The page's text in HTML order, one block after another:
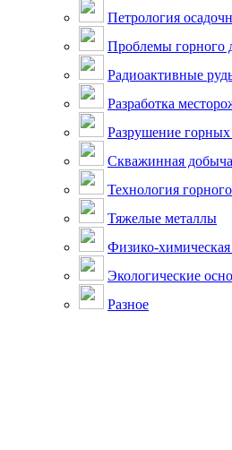
Петрология
Проблемы горного
Радиоактивные
Разработка
Разрушение
Скважинная добыча
Технология
Тяжелые металлы
Физико-химическая
Экологические
Разное